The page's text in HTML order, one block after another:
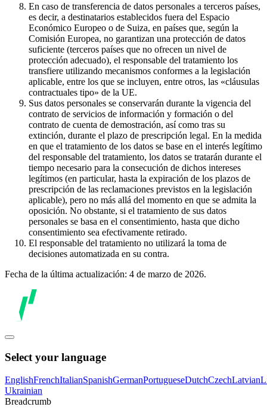
En caso de transferencia de datos personales a terceros países,
es decir, a destinatarios establecidos fuera del Espacio
Económico Europeo o de Suiza, en países que, según la
Comisión Europea, no garantizan una protección de datos
suficiente (terceros países que no ofrecen un nivel de
protección adecuado), el responsable del tratamiento los
transfiere utilizando mecanismos conformes a la legislación
aplicable, entre los que se incluyen, entre otros, las «cláusulas
contractuales tipo» de la UE.
Sus datos personales se conservarán durante la vigencia del
contrato de servicios de información y formación o del
contrato de cuenta de demostración, así como tras su
extinción, durante el plazo de prescripción legal. En la medida
en que el tratamiento de los datos se base en el interés legítimo
del responsable del tratamiento, los datos se tratarán durante el
tiempo necesario para la consecución de dichos intereses
legítimos (en particular, hasta la expiración de los plazos de
prescripción de las reclamaciones previstos en la legislación
aplicable), pero no más allá del momento en que se admita la
oposición. No obstante, si el tratamiento de sus datos
personales se basa en el consentimiento, hasta que dicho
consentimiento sea efectivamente retirado.
El responsable del tratamiento no utilizará la toma de
decisiones automatizada en su contra.
Fecha de la última actualización: 4 de marzo de 2026.
Select your language
EnglishFrenchItalianSpanishGermanPortugueseDutchCzechLatvian
Ukrainian
Breadcrumb